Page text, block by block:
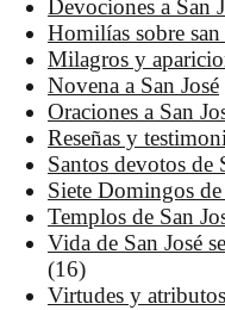
Devociones a San
Homilías sobre san
Milagros y
Novena a San José
Oraciones a San
Reseñas y
Santos devotos de
Siete Domingos de
Templos de San
Vida de San José
(16)
Virtudes y atributos